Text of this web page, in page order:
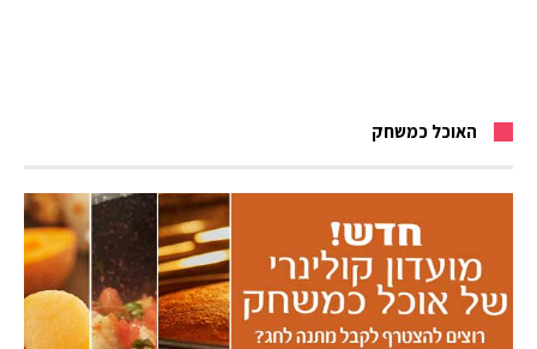
האוכל כמשחק